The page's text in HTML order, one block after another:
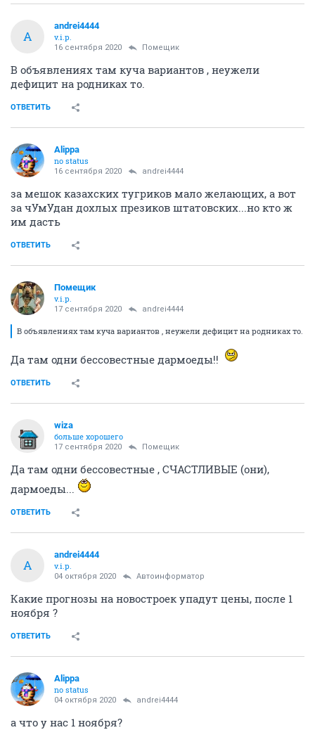
A
andrei4444
v.i.p.
16 сентября 2020 Помещик
В объявлениях там куча вариантов , неужели
дефицит на родниках то.
ОТВЕТИТЬ
Alippa
no status
16 сентября 2020 andrei4444
за мешок казахских тугриков мало желающих, а вот
за чУмУдан дохлых презиков штатовских...но кто ж
им дасть
ОТВЕТИТЬ
Помещик
v.i.p.
17 сентября 2020 andrei4444
В объявлениях там куча вариантов , неужели дефицит на родниках то.
Да там одни бессовестные дармоеды!!
ОТВЕТИТЬ
wiza
больше хорошего
17 сентября 2020 Помещик
Да там одни бессовестные , СЧАСТЛИВЫЕ (они),
дармоеды...
ОТВЕТИТЬ
A
andrei4444
v.i.p.
04 октября 2020 Автоинформатор
Какие прогнозы на новостроек упадут цены, после 1
ноября ?
ОТВЕТИТЬ
Alippa
no status
04 октября 2020 andrei4444
а что у нас 1 ноября?